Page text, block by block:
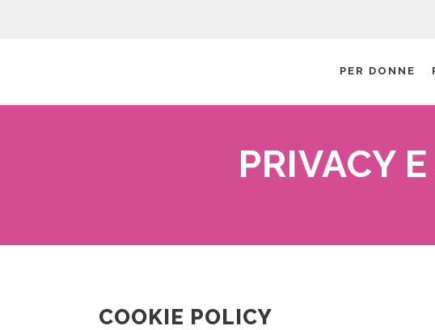
PER DONNE
PRIVACY
COOKIE POLICY